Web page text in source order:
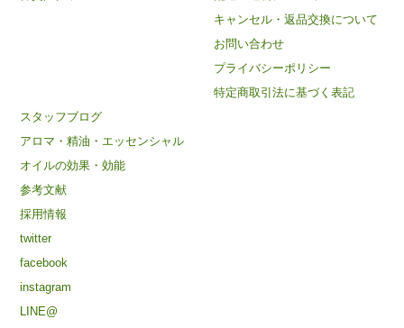
キャンセル・返品交換について
お問い合わせ
プライバシーポリシー
特定商取引法に基づく表記
スタッフブログ
アロマ・精油・エッセンシャル
オイルの効果・効能
参考文献
採用情報
twitter
facebook
instagram
LINE@